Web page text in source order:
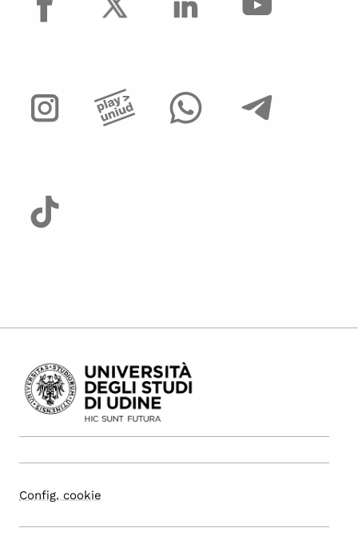
Config. cookie